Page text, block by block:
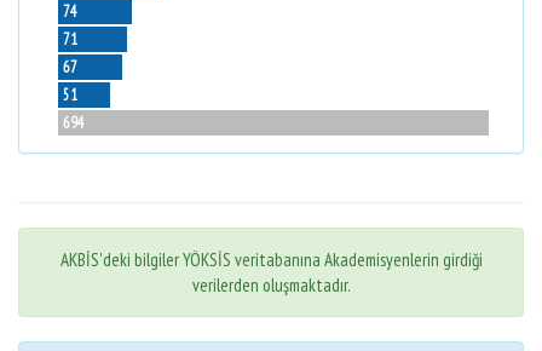
74
71
67
51
694
AKBİS'deki bilgiler YÖKSİS veritabanına Akademisyenlerin girdiği
verilerden oluşmaktadır.